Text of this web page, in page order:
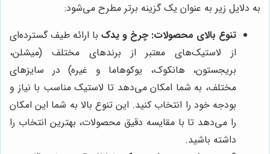
به دلایل زیر به عنوان یک گزینه برتر مطرح می‌شود:
تنوع بالای محصولات: چرخ و یدک با ارائه طیف گسترده‌ای
از لاستیک‌های معتبر از برندهای مختلف (میشلن،
بریجستون، هانکوک، یوکوهاما و غیره) در سایزهای
مختلف، به شما امکان می‌دهد تا لاستیک مناسب با نیاز و
بودجه خود را انتخاب کنید. این تنوع بالا به شما این امکان
را می‌دهد تا با مقایسه دقیق محصولات، بهترین انتخاب را
داشته باشید.